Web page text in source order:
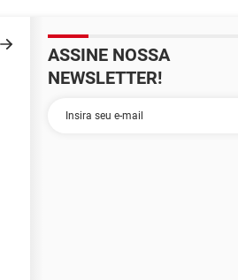
ASSINE NOSSA
NEWSLETTER!